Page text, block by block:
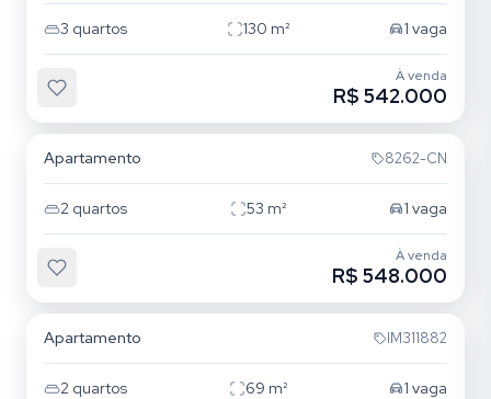
3 quartos 130 m² 1 vaga
À venda
R$ 542.000
Apartamento 8262-CN
2 quartos 53 m² 1 vaga
À venda
R$ 548.000
Apartamento IM311882
2 quartos 69 m² 1 vaga